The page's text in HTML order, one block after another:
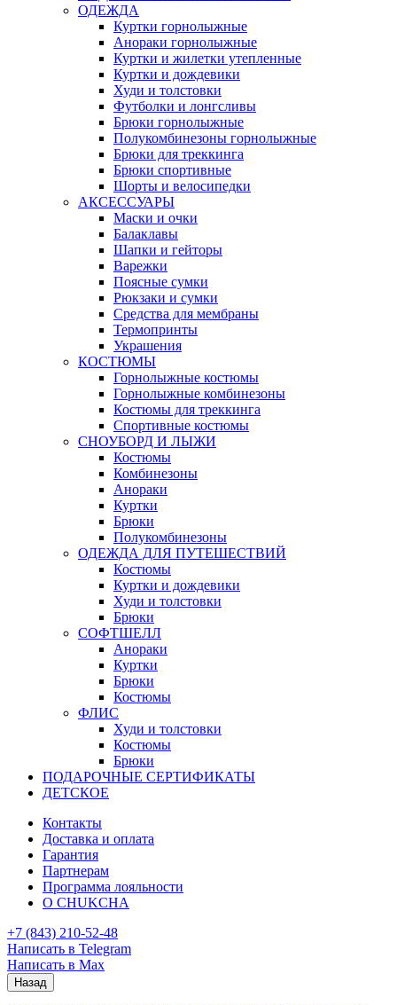
ОДЕЖДА
Куртки горнолыжные
Анораки горнолыжные
Куртки и жилетки утепленные
Куртки и дождевики
Худи и толстовки
Футболки и лонгсливы
Брюки горнолыжные
Полукомбинезоны горнолыжные
Брюки для треккинга
Брюки спортивные
Шорты и велосипедки
АКСЕССУАРЫ
Маски и очки
Балаклавы
Шапки и гейторы
Варежки
Поясные сумки
Рюкзаки и сумки
Средства для мембраны
Термопринты
Украшения
КОСТЮМЫ
Горнолыжные костюмы
Горнолыжные комбинезоны
Костюмы для треккинга
Спортивные костюмы
СНОУБОРД И ЛЫЖИ
Костюмы
Комбинезоны
Анораки
Куртки
Брюки
Полукомбинезоны
ОДЕЖДА ДЛЯ ПУТЕШЕСТВИЙ
Костюмы
Куртки и дождевики
Худи и толстовки
Брюки
СОФТШЕЛЛ
Анораки
Куртки
Брюки
Костюмы
ФЛИС
Худи и толстовки
Костюмы
Брюки
ПОДАРОЧНЫЕ СЕРТИФИКАТЫ
ДЕТСКОЕ
Контакты
Доставка и оплата
Гарантия
Партнерам
Программа лояльности
О CHUKCHA
+7 (843) 210-52-48
Написать в Telegram
Написать в Max
Назад